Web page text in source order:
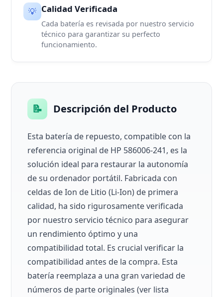
💡 Calidad Verificada
Cada batería es revisada por nuestro servicio
técnico para garantizar su perfecto
funcionamiento.
📝 Descripción del Producto
Esta batería de repuesto, compatible con la
referencia original de HP 586006-241, es la
solución ideal para restaurar la autonomía
de su ordenador portátil. Fabricada con
celdas de Ion de Litio (Li-Ion) de primera
calidad, ha sido rigurosamente verificada
por nuestro servicio técnico para asegurar
un rendimiento óptimo y una
compatibilidad total. Es crucial verificar la
compatibilidad antes de la compra. Esta
batería reemplaza a una gran variedad de
números de parte originales (ver lista